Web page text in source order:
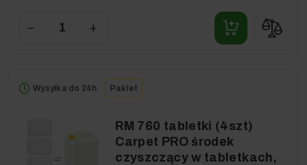
− +
Pakiet
Wysyłka do 24h
RM 760 tabletki (4szt)
Carpet PRO środek
czyszczący w tabletkach,